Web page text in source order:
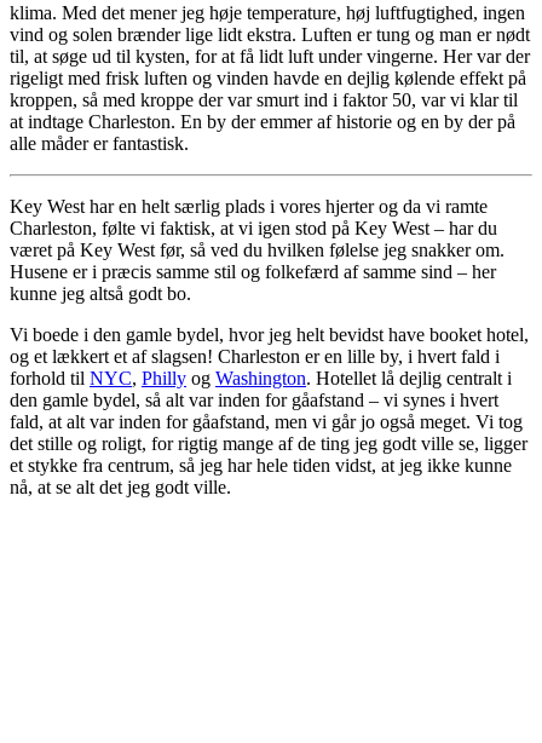
klima. Med det mener jeg høje temperature, høj luftfugtighed, ingen
vind og solen brænder lige lidt ekstra. Luften er tung og man er nødt
til, at søge ud til kysten, for at få lidt luft under vingerne. Her var der
rigeligt med frisk luften og vinden havde en dejlig kølende effekt på
kroppen, så med kroppe der var smurt ind i faktor 50, var vi klar til
at indtage Charleston. En by der emmer af historie og en by der på
alle måder er fantastisk.
Key West har en helt særlig plads i vores hjerter og da vi ramte
Charleston, følte vi faktisk, at vi igen stod på Key West – har du
været på Key West før, så ved du hvilken følelse jeg snakker om.
Husene er i præcis samme stil og folkefærd af samme sind – her
kunne jeg altså godt bo.
Vi boede i den gamle bydel, hvor jeg helt bevidst have booket hotel,
og et lækkert et af slagsen! Charleston er en lille by, i hvert fald i
forhold til NYC, Philly og Washington. Hotellet lå dejlig centralt i
den gamle bydel, så alt var inden for gåafstand – vi synes i hvert
fald, at alt var inden for gåafstand, men vi går jo også meget. Vi tog
det stille og roligt, for rigtig mange af de ting jeg godt ville se, ligger
et stykke fra centrum, så jeg har hele tiden vidst, at jeg ikke kunne
nå, at se alt det jeg godt ville.